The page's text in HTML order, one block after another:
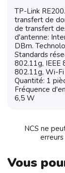
TP-Link
transfert de
de transfert
d'antenne:
DBm.
Standards
802.11g, IEEE
802.11g, Wi-
Quantité: 1
Fréquence
6,5 W
NCS ne
Vous